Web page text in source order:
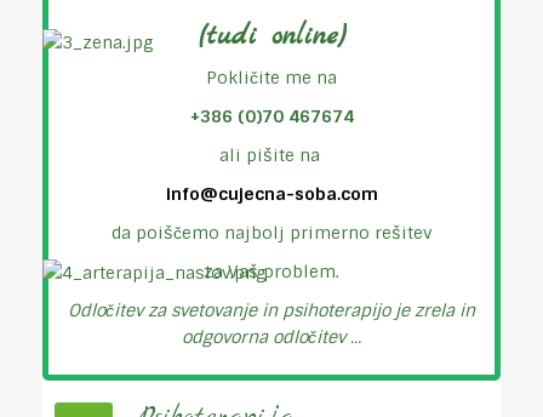
(tudi online)
Pokličite me na
+386 (0)70 467674
ali pišite na
info@cujecna-soba.com
da poiščemo najbolj primerno rešitev
za Vaš problem.
Odločitev za svetovanje in psihoterapijo je zrela in
odgovorna odločitev ...